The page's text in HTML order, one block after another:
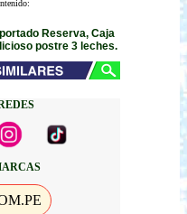
Reserva, Caja
postre 3 leches.